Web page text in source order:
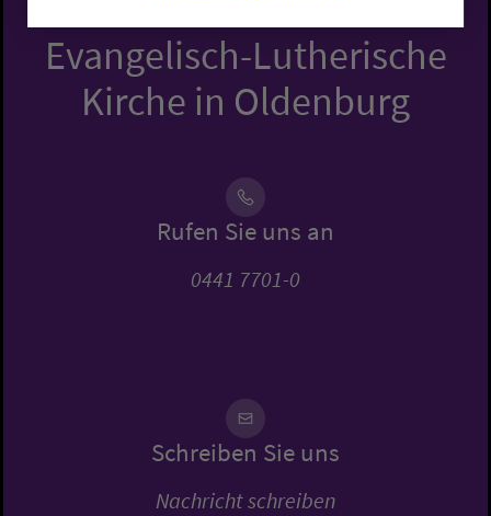
Evangelisch-Lutherische
Kirche in Oldenburg
Rufen Sie uns an
0441 7701-0
Schreiben Sie uns
Nachricht schreiben